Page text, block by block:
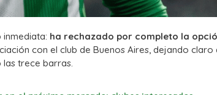
ha rechazado por completo la
con el club de Buenos Aires, dejando claro
trece barras.